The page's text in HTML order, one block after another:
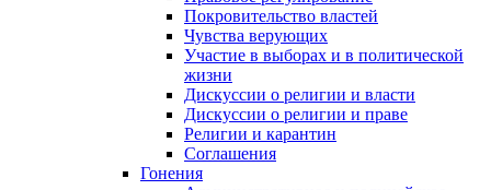
Покровительство властей
Чувства верующих
Участие в выборах и в политической
жизни
Дискуссии о религии и власти
Дискуссии о религии и праве
Религии и карантин
Соглашения
Гонения